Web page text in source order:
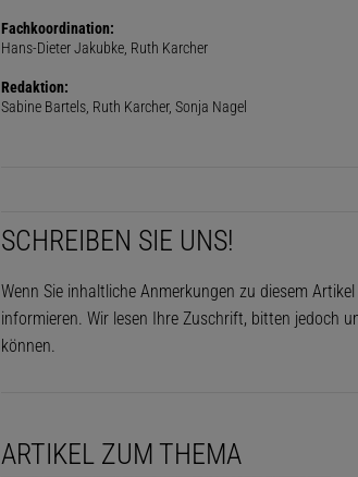
Fachkoordination:
Hans-Dieter Jakubke, Ruth Karcher
Redaktion:
Sabine Bartels, Ruth Karcher, Sonja Nagel
SCHREIBEN SIE UNS!
Wenn Sie inhaltliche Anmerkungen zu diesem
informieren. Wir lesen Ihre Zuschrift, bitten jedoch
können.
ARTIKEL ZUM THEMA